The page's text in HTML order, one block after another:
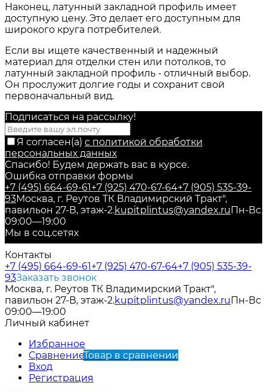
Наконец, латунный закладной профиль имеет
доступную цену. Это делает его доступным для
широкого круга потребителей.
Если вы ищете качественный и надежный
материал для отделки стен или потолков, то
латунный закладной профиль - отличный выбор.
Он прослужит долгие годы и сохранит свой
первоначальный вид.
Подписаться на рассылкy!
Я согласен(a) с политикой обработки
персональных данных
Спасибо! Будем держать вас в курсе.
Ошибка отправки формы
+7 (495) 664-69-61+7 (925) 470-67-64+7 (905) 535-39-
93Москва, г. Реутов ТК Владимирский Тракт",
павильон 27-В, этаж-2.kupitplintus@yandex.ruПн-Вс
09:00—19:00
Мы в соц.сетях
Контакты
+7 (495) 664-69-61+7 (925) 470-67-64+7 (905) 535-39-
93Заказать звонок
Москва, г. Реутов ТК Владимирский Тракт",
павильон 27-В, этаж-2.kupitplintus@yandex.ruПн-Вс
09:00—19:00
Личный кабинет
Избранное
СравнениеТовар в сравнении
Вход
Регистрация